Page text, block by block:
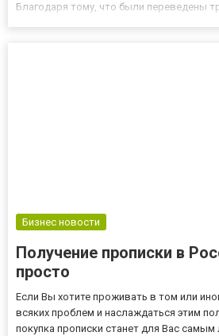
Благодаря тому, что были переведены
Бизнес новости
Получение прописки в
просто
Если Вы хотите проживать в том или
всяких проблем и наслаждаться этим
покупка прописки станет для Вас